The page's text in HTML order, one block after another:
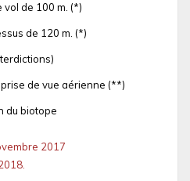
vol de 100 m. (*)
de 120 m. (*)
de vue aérienne (**)
du biotope
2017